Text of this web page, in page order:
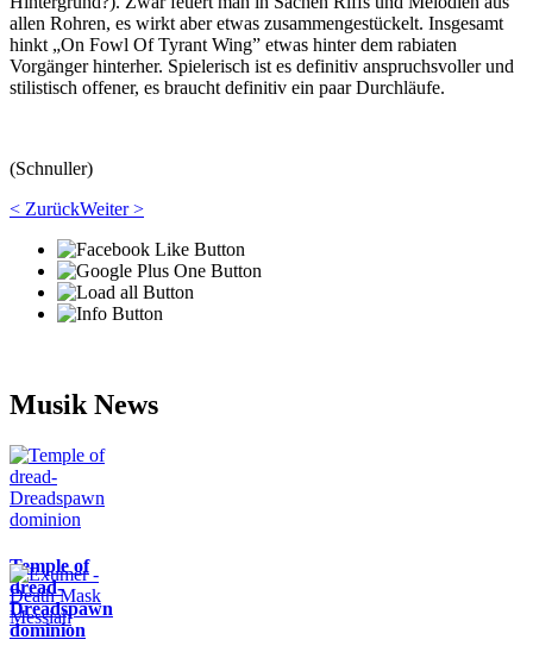
allen Rohren, es wirkt aber etwas zusammengestückelt. Insgesamt
hinkt „On Fowl Of Tyrant Wing” etwas hinter dem rabiaten
Vorgänger hinterher. Spielerisch ist es definitiv anspruchsvoller und
stilistisch offener, es braucht definitiv ein paar Durchläufe.
(Schnuller)
< ZurückWeiter >
Musik News
Temple of
dread-
Dreadspawn
dominion